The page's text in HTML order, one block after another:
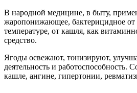
В народной медицине, в быту,
жаропонижающее, бактерицидное от
температуре, от кашля, как
средство.
Ягоды освежают, тонизируют,
деятельность и работоспособность.
кашле, ангине, гипертонии,